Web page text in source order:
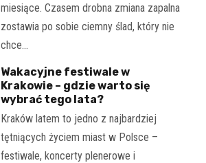
miesiące. Czasem drobna zmiana zapalna
zostawia po sobie ciemny ślad, który nie
chce…
Wakacyjne festiwale w
Krakowie – gdzie warto się
wybrać tego lata?
Kraków latem to jedno z najbardziej
tętniących życiem miast w Polsce –
festiwale, koncerty plenerowe i